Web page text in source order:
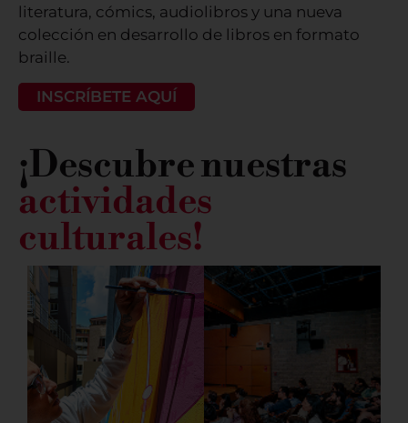
literatura, cómics, audiolibros y una nueva
colección en desarrollo de libros en formato
braille.
INSCRÍBETE AQUÍ
¡Descubre nuestras
actividades
culturales!